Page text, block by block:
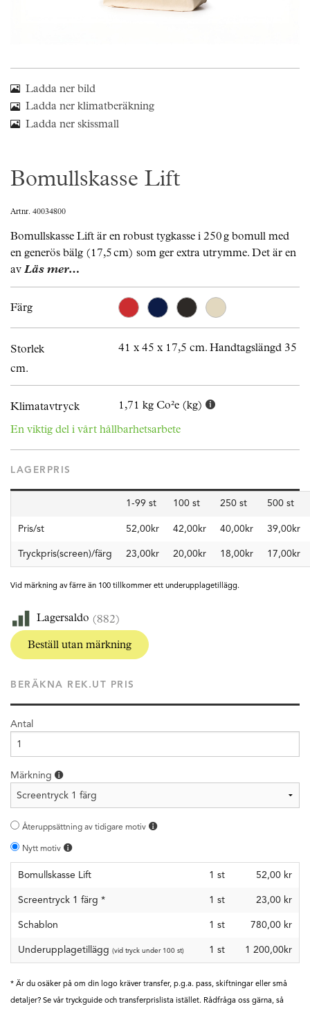
Ladda ner bild
Ladda ner klimatberäkning
Ladda ner skissmall
Bomullskasse Lift
Artnr. 40034800
Bomullskasse Lift är en robust tygkasse i 250 g bomull med
en generös bälg (17,5 cm) som ger extra utrymme. Det är en
av Läs mer…
Färg
Storlek
41 x 45 x 17,5 cm. Handtagslängd 35
cm.
Klimatavtryck
1,71 kg Co²e (kg)
En viktig del i vårt hållbarhetsarbete
LAGERPRIS
1-99 st 100 st 250 st 500 st
Pris/st 52,00kr 42,00kr 40,00kr 39,00kr
Tryckpris(screen)/färg 23,00kr 20,00kr 18,00kr 17,00kr
Vid märkning av färre än 100 tillkommer ett underupplagetillägg.
Lagersaldo (882)
Beställ utan märkning
BERÄKNA REK.UT PRIS
Antal
Märkning
Återuppsättning av tidigare motiv
Nytt motiv
Bomullskasse Lift 1 st 52,00 kr
Screentryck 1 färg * 1 st 23,00 kr
Schablon 1 st 780,00 kr
Underupplagetillägg (vid tryck under 100 st) 1 st 1 200,00kr
* Är du osäker på om din logo kräver transfer, p.g.a. pass, skiftningar eller små
detaljer? Se vår tryckguide och transferprislista istället. Rådfråga oss gärna, så